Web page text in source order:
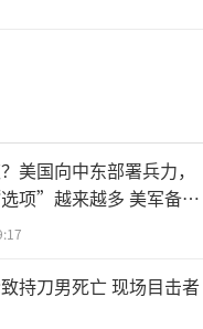
美国向中东部署兵力，
项”越来越多 美军备战
持刀男死亡 现场目击者